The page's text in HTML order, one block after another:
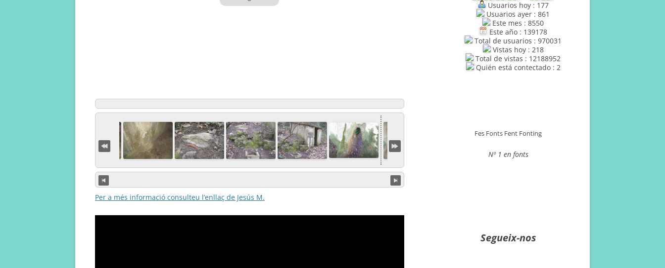
Per a més informació consulteu l’enllaç de Jesús M.
Usuarios hoy : 177
Usuarios ayer : 861
Este mes : 8550
Este año : 139178
Total de usuarios : 970031
Vistas hoy : 218
Total de vistas : 12188952
Quién está contectado : 2
Fes Fonts Fent Fonting
Nº 1 en fonts
Segueix-nos